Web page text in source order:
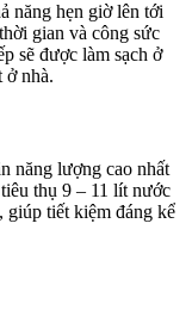
năng hẹn giờ lên tới
gian và công sức
sẽ được làm sạch ở
ở nhà.
năng lượng cao nhất
thụ 9 – 11 lít nước
giúp tiết kiệm đáng kể